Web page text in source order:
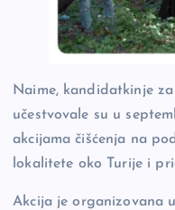
Naime, kandidatkinje
učestvovale su u
akcijama čišćenja na
lokalitete oko Turije i
Akcija je organizovana